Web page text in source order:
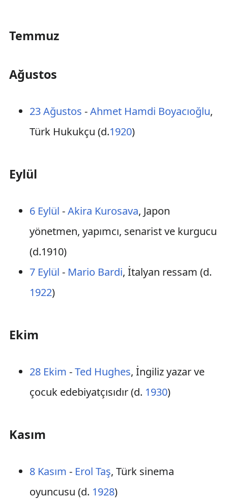
Temmuz
Ağustos
23 Ağustos -Ahmet Hamdi Boyacıoğlu,
Türk Hukukçu (d.1920)
Eylül
6 Eylül -Akira Kurosava, Japon
yönetmen, yapımcı, senarist ve kurgucu
(d.1910)
7 Eylül - Mario Bardi, İtalyan ressam (d.
1922)
Ekim
28 Ekim -Ted Hughes, İngiliz yazar ve
çocuk edebiyatçısıdır (d. 1930)
Kasım
8 Kasım - Erol Taş, Türk sinema
oyuncusu (d. 1928)